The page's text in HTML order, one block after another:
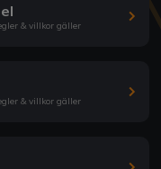
& villkor gäller
& villkor gäller